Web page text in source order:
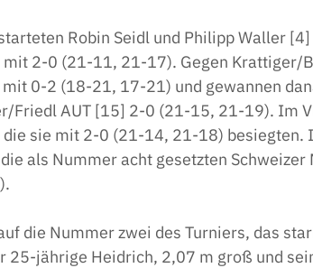
Robin Seidl und Philipp Waller
mit 2-0 (21-11, 21-17). Gegen Krattiger/
0-2 (18-21, 17-21) und gewannen
Friedl AUT [15] 2-0 (21-15, 21-19). Im
sie mit 2-0 (21-14, 21-18) besiegten.
als Nummer acht gesetzten
die Nummer zwei des Turniers, das
25-jährige Heidrich, 2,07 m groß und